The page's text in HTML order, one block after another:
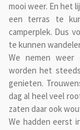
mooi weer. En het
een terras te
camperplek. Dus
te kunnen
We nemen weer
worden het
genieten.
dag al heel veel
zaten daar ook
We hadden eerst